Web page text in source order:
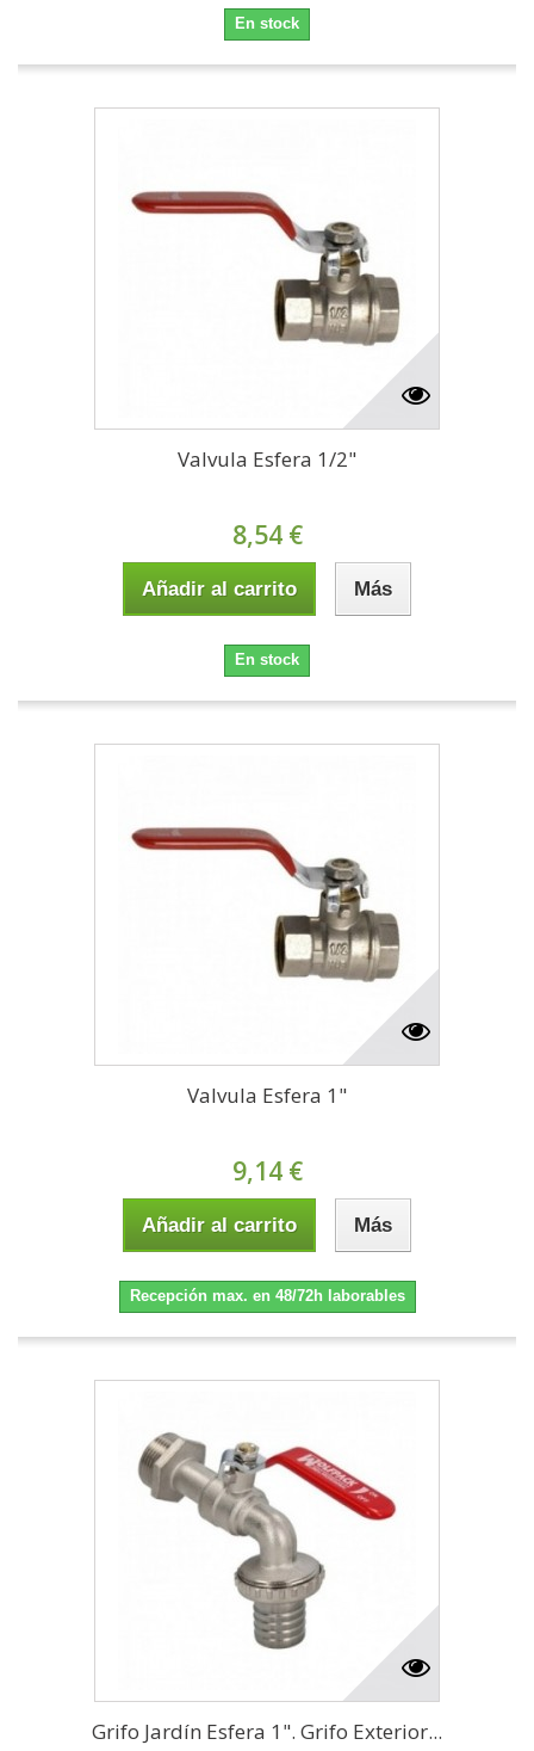
En stock
Valvula Esfera 1/2"
8,54 €
Añadir al carrito Más
En stock
Valvula Esfera 1"
9,14 €
Añadir al carrito Más
Recepción max. en 48/72h laborables
Grifo Jardín Esfera 1". Grifo Exterior...